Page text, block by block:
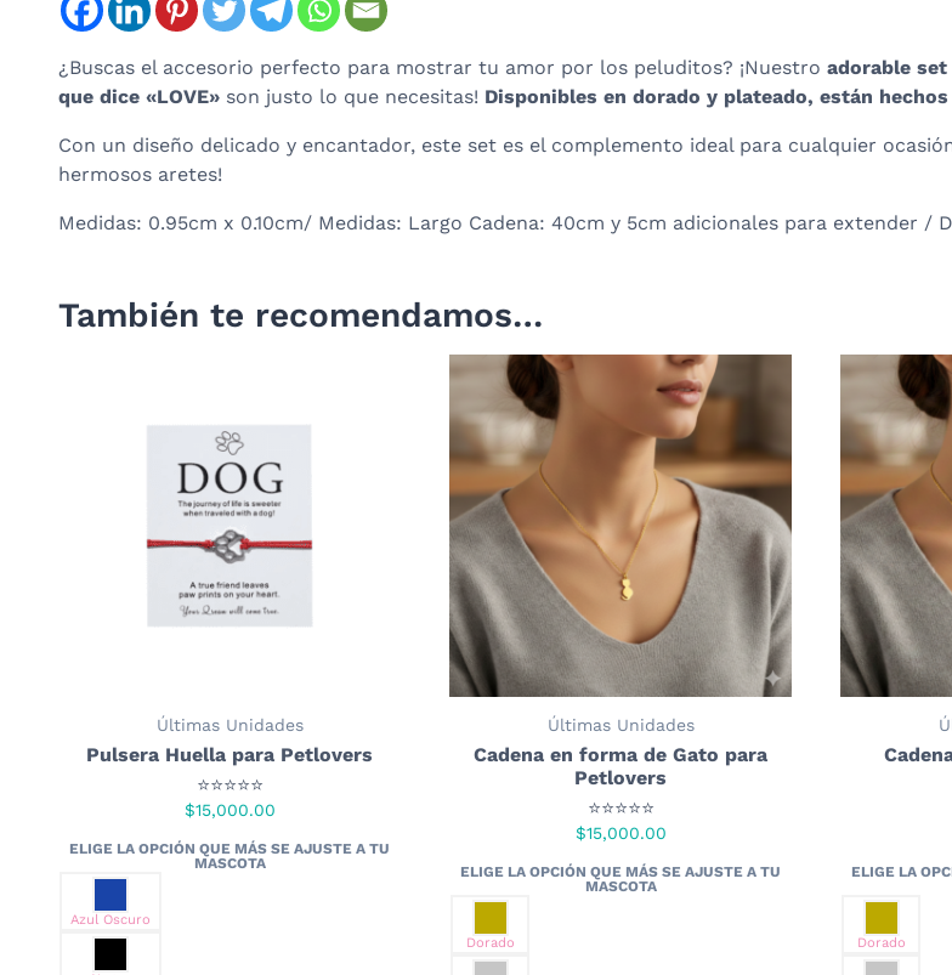
¿Buscas el accesorio perfecto para mostrar tu amor por los peluditos? ¡Nuestro adorable
que dice «LOVE» son justo lo que necesitas! Disponibles en dorado y plateado, están
Con un diseño delicado y encantador, este set es el complemento ideal para cualquier
hermosos aretes!
Medidas: 0.95cm x 0.10cm/ Medidas: Largo Cadena: 40cm y 5cm adicionales para extender /
También te recomendamos…
Últimas Unidades
Pulsera Huella para Petlovers
⭐⭐⭐⭐⭐
$15,000.00
Azul Oscuro
Últimas Unidades
Cadena en forma de Gato para
Petlovers
⭐⭐⭐⭐⭐
$15,000.00
Dorado Dorado